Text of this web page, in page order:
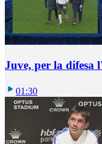
Juve, per la difesa
01:30